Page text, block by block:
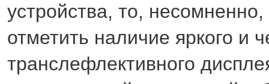
устройства, то,
отметить наличие яркого и
транслефлективного